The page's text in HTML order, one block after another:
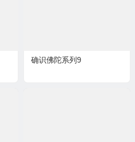
确识佛陀系列9